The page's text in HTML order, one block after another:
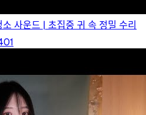
사운드 | 초집중 귀 속 정밀 수리